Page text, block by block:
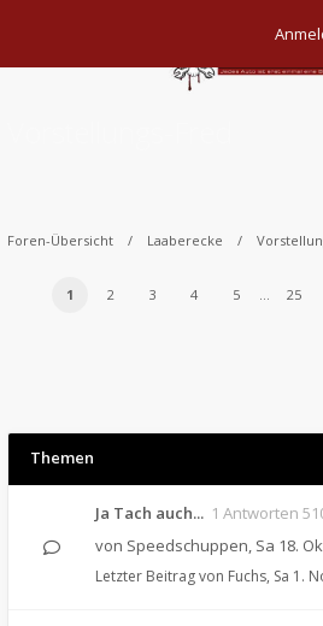
Foren-Übersicht Laaberecke
1 2 3 4 5 … 25
Themen
Ja Tach auch... 1 Antworten
von Speedschuppen, Sa 18.
Letzter Beitrag von Fuchs, Sa 1.